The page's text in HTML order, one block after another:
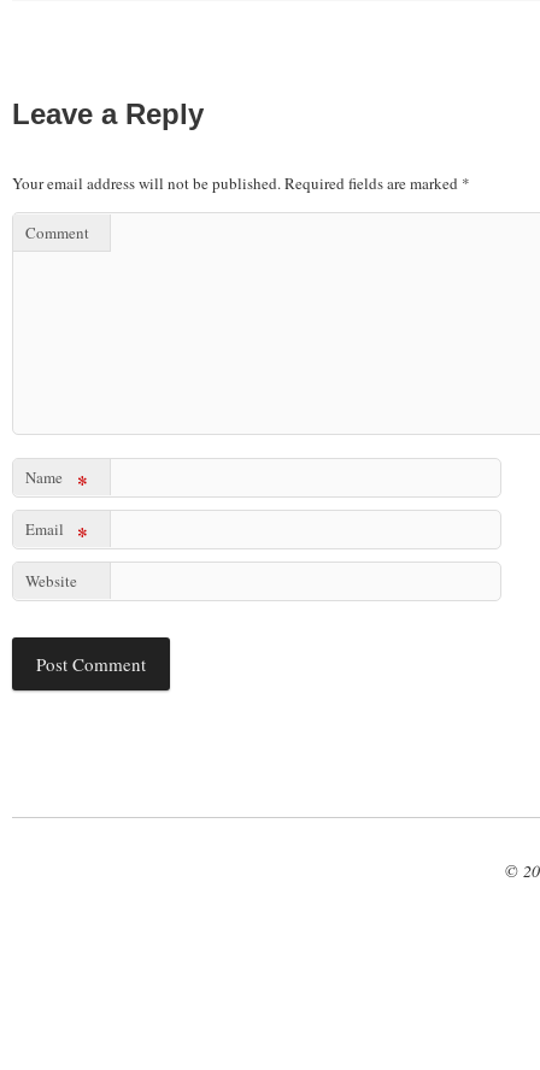
Leave a Reply
Your email address will not be published.Required fields are marked *
Comment
Name *
Email *
Website
©